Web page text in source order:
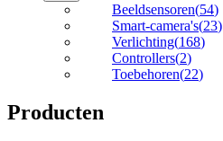
Beeldsensoren(54)
Smart-camera's(23)
Verlichting(168)
Controllers(2)
Toebehoren(22)
Producten